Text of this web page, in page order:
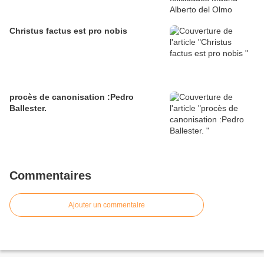
Christus factus est pro nobis
procès de canonisation :Pedro
Ballester.
Commentaires
Ajouter un commentaire